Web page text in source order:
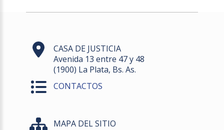
CASA DE JUSTICIA
Avenida 13 entre 47 y 48
(1900) La Plata, Bs. As.
CONTACTOS
MAPA DEL SITIO